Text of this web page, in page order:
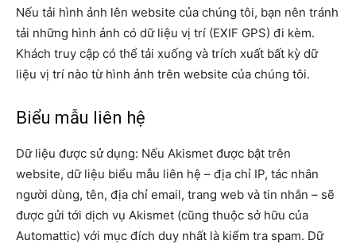
Nếu tải hình ảnh lên website của chúng tôi, bạn nên tránh
tải những hình ảnh có dữ liệu vị trí (EXIF GPS) đi kèm.
Khách truy cập có thể tải xuống và trích xuất bất kỳ dữ
liệu vị trí nào từ hình ảnh trên website của chúng tôi.
Biểu mẫu liên hệ
Dữ liệu được sử dụng: Nếu Akismet được bật trên
website, dữ liệu biểu mẫu liên hệ – địa chỉ IP, tác nhân
người dùng, tên, địa chỉ email, trang web và tin nhắn – sẽ
được gửi tới dịch vụ Akismet (cũng thuộc sở hữu của
Automattic) với mục đích duy nhất là kiểm tra spam. Dữ